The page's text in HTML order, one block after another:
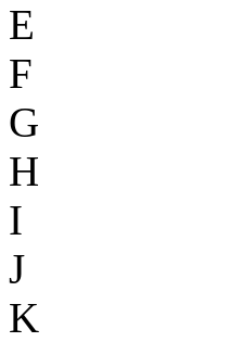
E
F
G
H
I
J
K